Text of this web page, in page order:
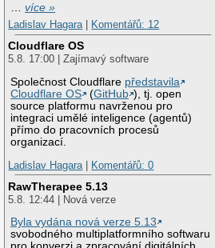
…více »
Ladislav Hagara| Komentářů: 12
Cloudflare OS
5.8. 17:00 | Zajímavý software
Společnost Cloudflare představila
Cloudflare OS
(GitHub ), tj. open
source platformu navrženou pro
integraci umělé inteligence (agentů)
přímo do pracovních procesů
organizací.
Ladislav Hagara| Komentářů: 0
RawTherapee 5.13
5.8. 12:44 | Nová verze
Byla vydána nová verze 5.13
svobodného multiplatformního softwaru